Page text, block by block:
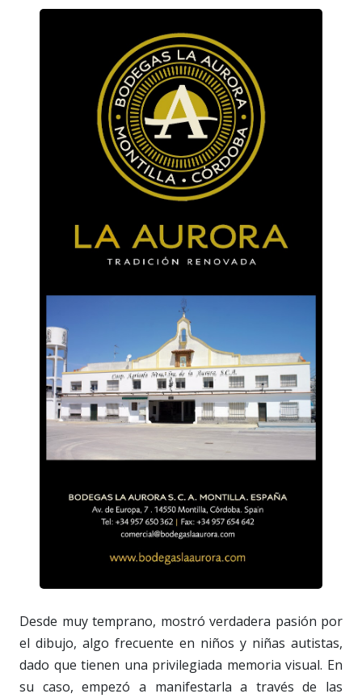
Desde muy temprano, mostró verdadera pasión por
el dibujo, algo frecuente en niños y niñas autistas,
dado que tienen una privilegiada memoria visual. En
su caso, empezó a manifestarla a través de las